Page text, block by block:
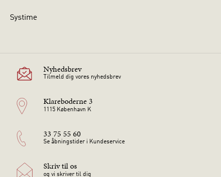
Systime
Nyhedsbrev
Tilmeld dig vores nyhedsbrev
Klareboderne 3
1115 København K
33 75 55 60
Se åbningstider i Kundeservice
Skriv til os
og vi skriver til dig